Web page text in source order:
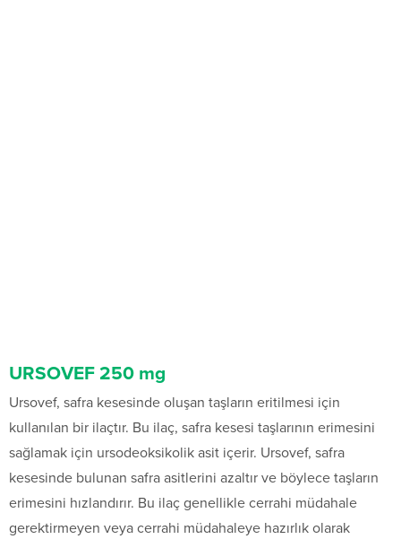
URSOVEF 250 mg
Ursovef, safra kesesinde oluşan taşların eritilmesi için
kullanılan bir ilaçtır. Bu ilaç, safra kesesi taşlarının erimesini
sağlamak için ursodeoksikolik asit içerir. Ursovef, safra
kesesinde bulunan safra asitlerini azaltır ve böylece taşların
erimesini hızlandırır. Bu ilaç genellikle cerrahi müdahale
gerektirmeyen veya cerrahi müdahaleye hazırlık olarak